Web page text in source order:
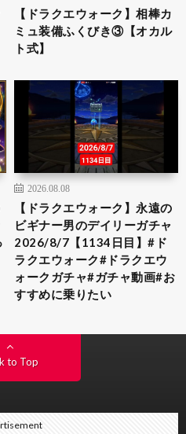
【ドラクエウォーク】相棒カ
ミュ装備ふくびき③【オカル
ト式】
2026.08.08
【ドラクエウォーク】永遠の
ビギナー男のデイリーガチャ
2026/8/7【1134日目】#ド
ラクエウォーク#ドラクエウ
ォークガチャ#ガチャ動画#お
すすめに乗りたい
to Top